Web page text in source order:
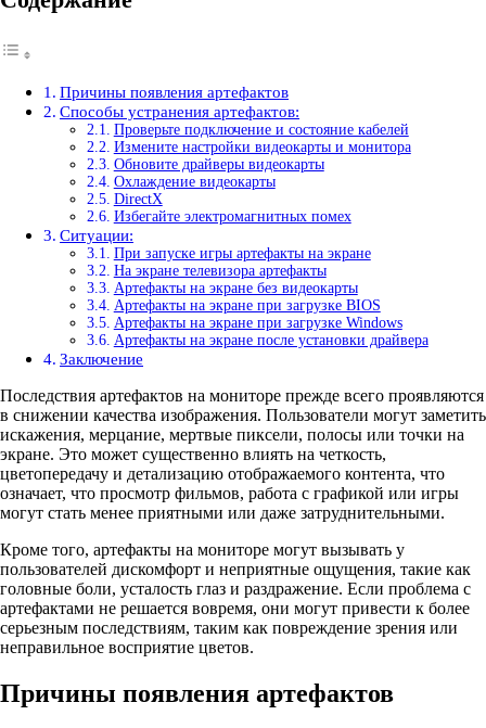
Причины появления артефактов
Способы устранения артефактов:
Проверьте подключение и состояние кабелей
Измените настройки видеокарты и монитора
Обновите драйверы видеокарты
Охлаждение видеокарты
DirectX
Избегайте электромагнитных помех
Ситуации:
При запуске игры артефакты на экране
На экране телевизора артефакты
Артефакты на экране без видеокарты
Артефакты на экране при загрузке BIOS
Артефакты на экране при загрузке Windows
Артефакты на экране после установки драйвера
Заключение
Последствия артефактов на мониторе прежде всего проявляются
в снижении качества изображения. Пользователи могут заметить
искажения, мерцание, мертвые пиксели, полосы или точки на
экране. Это может существенно влиять на четкость,
цветопередачу и детализацию отображаемого контента, что
означает, что просмотр фильмов, работа с графикой или игры
могут стать менее приятными или даже затруднительными.
Кроме того, артефакты на мониторе могут вызывать у
пользователей дискомфорт и неприятные ощущения, такие как
головные боли, усталость глаз и раздражение. Если проблема с
артефактами не решается вовремя, они могут привести к более
серьезным последствиям, таким как повреждение зрения или
неправильное восприятие цветов.
Причины появления артефактов